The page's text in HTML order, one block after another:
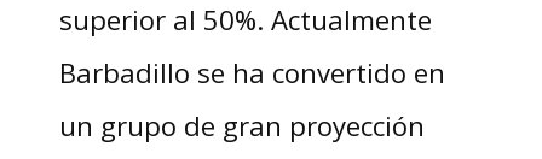
superior al 50%. Actualmente
Barbadillo se ha convertido en
un grupo de gran proyección